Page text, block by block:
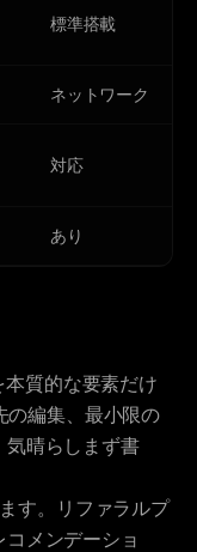
標準搭載
ネットワーク
対応
あり
質的な要素だけ
編集、最小限の
気晴らしまず書
す。リファラルプ
メンデーショ